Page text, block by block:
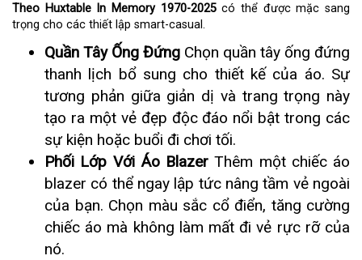
Theo Huxtable In Memory 1970-2025có thể được mặc sang
trọng cho các thiết lập smart-casual.
Quần Tây Ống Đứng Chọn quần tây ống đứng
thanh lịch bổ sung cho thiết kế của áo. Sự
tương phản giữa giản dị và trang trọng này
tạo ra một vẻ đẹp độc đáo nổi bật trong các
sự kiện hoặc buổi đi chơi tối.
Phối Lớp Với Áo Blazer Thêm một chiếc áo
blazer có thể ngay lập tức nâng tầm vẻ ngoài
của bạn. Chọn màu sắc cổ điển, tăng cường
chiếc áo mà không làm mất đi vẻ rực rỡ của
nó.